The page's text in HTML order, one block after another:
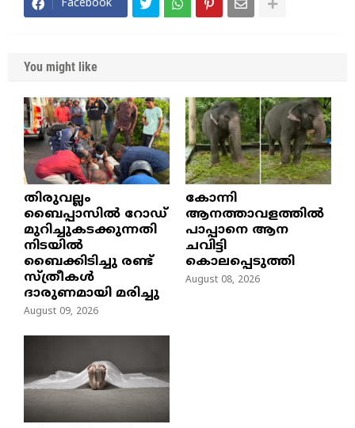
Facebook
You might like
തിരുവല്ലം
ബൈപ്പാസില്‍ റോഡ്
മുറിച്ചുകടക്കുന്നതി
നിടയില്‍
ബൈക്കിടിച്ചു രണ്ട്
സ്ത്രീകള്‍
ദാരുണമായി മരിച്ചു
August 09, 2026
കോന്നി
ആനത്താവളത്തിൽ
പാപ്പാനെ ആന
ചവിട്ടി
കൊലപ്പെടുത്തി
August 08, 2026